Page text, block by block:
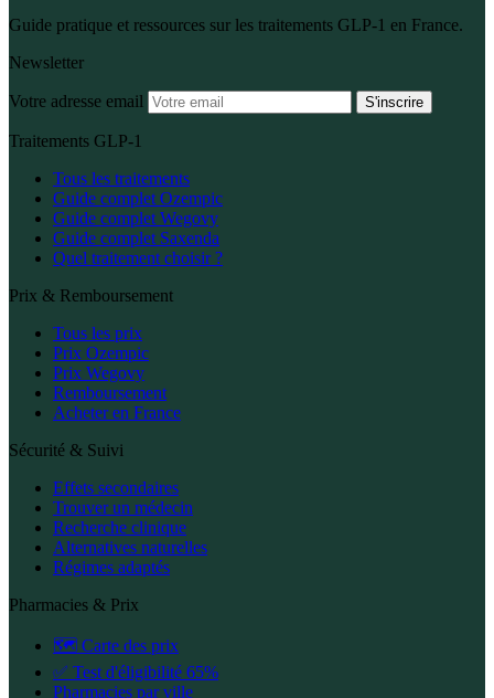
Guide pratique et ressources sur les traitements GLP-1 en France.
Newsletter
Votre adresse email S'inscrire
Traitements GLP-1
Tous les traitements
Guide complet Ozempic
Guide complet Wegovy
Guide complet Saxenda
Quel traitement choisir ?
Prix & Remboursement
Tous les prix
Prix Ozempic
Prix Wegovy
Remboursement
Acheter en France
Sécurité & Suivi
Effets secondaires
Trouver un médecin
Recherche clinique
Alternatives naturelles
Régimes adaptés
Pharmacies & Prix
🗺️ Carte des prix
✅ Test d'éligibilité 65%
Pharmacies par ville